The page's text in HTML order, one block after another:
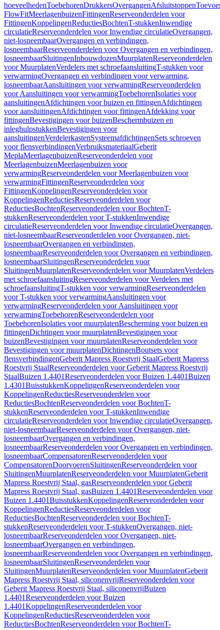
hoeveelhedenToebehorenDrukkersOvergangenAfsluitstoppen
FlowFitMeerlagenbuizenFittingenReserveonderdelen voor
FittingenKoppelingenReductiesBochtenT-stukkenInwendige
circulatieReserveonderdelen voor Inwendige circulatieOvergangen,
niet-losneembaarOvergangen en verbindingen,
losneembaarReserveonderdelen voor Overgangen en verbindingen,
losneembaarSluitingenInbouwdozenMuurplatenReserveonderdelen
voor MuurplatenVerdelers met schroefaansluitingT-stukken voor
verwarmingOvergangen en verbindingen voor verwarming,
losneembaarAansluitingen voor verwarmingReserveonderdelen
voor Aansluitingen voor verwarmingToebehorenIsolaties voor
aansluitingenAfdichtingen voor buizen en fittingenAfdichtingen
voor aansluitingenAfdichtingen voor fittingenAfdekking voor
fittingenBevestigingen voor buizenBeschermbuizen en
inleghulpstukkenBevestigingen voor
aansluitingenVerdelerkastenSysteemafdichtingenSets schroeven
voor flensverbindingenVerbruiksmateriaalGeberit
MeplaMeerlagenbuizenReserveonderdelen voor
MeerlagenbuizenMeerlagenbuizen voor
verwarmingReserveonderdelen voor Meerlagenbuizen voor
verwarmingFittingenReserveonderdelen voor
FittingenKoppelingenReserveonderdelen voor
KoppelingenReductiesReserveonderdelen voor
ReductiesBochtenReserveonderdelen voor BochtenT-
stukkenReserveonderdelen voor T-stukkenInwendige
circulatieReserveonderdelen voor Inwendige circulatieOvergangen,
niet-losneembaarReserveonderdelen voor Overgangen, niet-
losneembaarOvergangen en verbindingen,
losneembaarReserveonderdelen voor Overgangen en verbindingen,
losneembaarSluitingenReserveonderdelen voor
SluitingenMuurplatenReserveonderdelen voor MuurplatenVerdelers
met schroefaansluitingReserveonderdelen voor Verdelers met
schroefaansluitingT-stukken voor verwarmingReserveonderdelen
voor T-stukken voor verwarmingAansluitingen voor
verwarmingReserveonderdelen voor Aansluitingen voor
verwarmingToebehorenReserveonderdelen voor
ToebehorenIsolaties voor muurplatenBescherming voor buizen en
fittingenDichtingen voor muurplatenBevestigingen voor
buizenBevestigingen voor muurplatenReserveonderdelen voor
Bevestigingen voor muurplatenDichtingenBoutsets voor
flensverbindingenGeberit Mapress Roestvrij StaalGeberit Mapress
Roestvrij StaalReserveonderdelen voor Geberit Mapress Roestvrij
StaalBuizen 1.4401Reserveonderdelen voor Buizen 1.4401Buizen
1.4301BuisstukkenKoppelingenReserveonderdelen voor
KoppelingenReductiesReserveonderdelen voor
ReductiesBochtenReserveonderdelen voor BochtenT-
stukkenReserveonderdelen voor T-stukkenInwendige
circulatieReserveonderdelen voor Inwendige circulatieOvergangen,
niet-losneembaarReserveonderdelen voor Overgangen, niet-
losneembaarOvergangen en verbindingen,
losneembaarReserveonderdelen voor Overgangen en verbindingen,
losneembaarCompensatorenReserveonderdelen voor
CompensatorenDoorvoerenSluitingenReserveonderdelen voor
SluitingenMuurplatenReserveonderdelen voor MuurplatenGeberit
Mapress Roestvrij Staal, gasReserveonderdelen voor Geberit
Mapress Roestvrij Staal, gasBuizen 1.4401Reserveonderdelen voor
Buizen 1.4401BuisstukkenKoppelingenReserveonderdelen voor
KoppelingenReductiesReserveonderdelen voor
ReductiesBochtenReserveonderdelen voor BochtenT-
stukkenReserveonderdelen voor T-stukkenOvergangen, niet-
losneembaarReserveonderdelen voor Overgangen, niet-
losneembaarOvergangen en verbindingen,
losneembaarReserveonderdelen voor Overgangen en verbindingen,
losneembaarSluitingenReserveonderdelen voor
SluitingenMuurplatenReserveonderdelen voor MuurplatenGeberit
Mapress Roestvrij Staal, siliconenvrijReserveonderdelen voor
Geberit Mapress Roestvrij Staal, siliconenvrijBuizen
1.4401Reserveonderdelen voor Buizen
1.4401KoppelingenReserveonderdelen voor
KoppelingenReductiesReserveonderdelen voor
ReductiesBochtenReserveonderdelen voor BochtenT-